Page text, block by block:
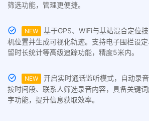
筛选功能，管理更便捷。
NEW
基于GPS、WiFi与基站混合定位
机位置并生成可视化轨迹。支持电子围栏设
留时长统计等高级追踪功能，精度5米内。
NEW
开启实时通话监听模式，自动录
按时间段、联系人筛选录音内容，具备关键
字功能，提升信息获取效率。